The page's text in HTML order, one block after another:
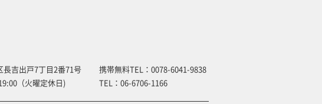
吉出戸7丁目2番71号
（火曜定休日)
携帯無料TEL： 0078-6041-9838
TEL： 06-6706-1166